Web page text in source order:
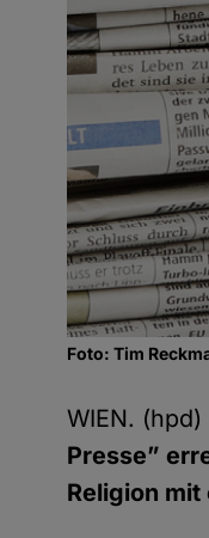
Foto: Tim
WIEN. (hpd)
Presse”
Religion